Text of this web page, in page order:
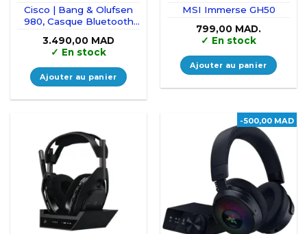
page
du
produit
Cisco | Bang & Olufsen
980, Casque Bluetooth
auriculaire
3.490,00 MAD
✓ En stock
Ajouter au panier
MSI Immerse GH50
799,00 MAD.
✓ En stock
Ajouter au panier
-500,00 MAD